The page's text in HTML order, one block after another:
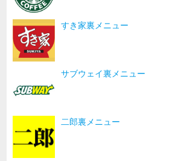
すき家裏メニュー
サブウェイ裏メニュー
二郎裏メニュー